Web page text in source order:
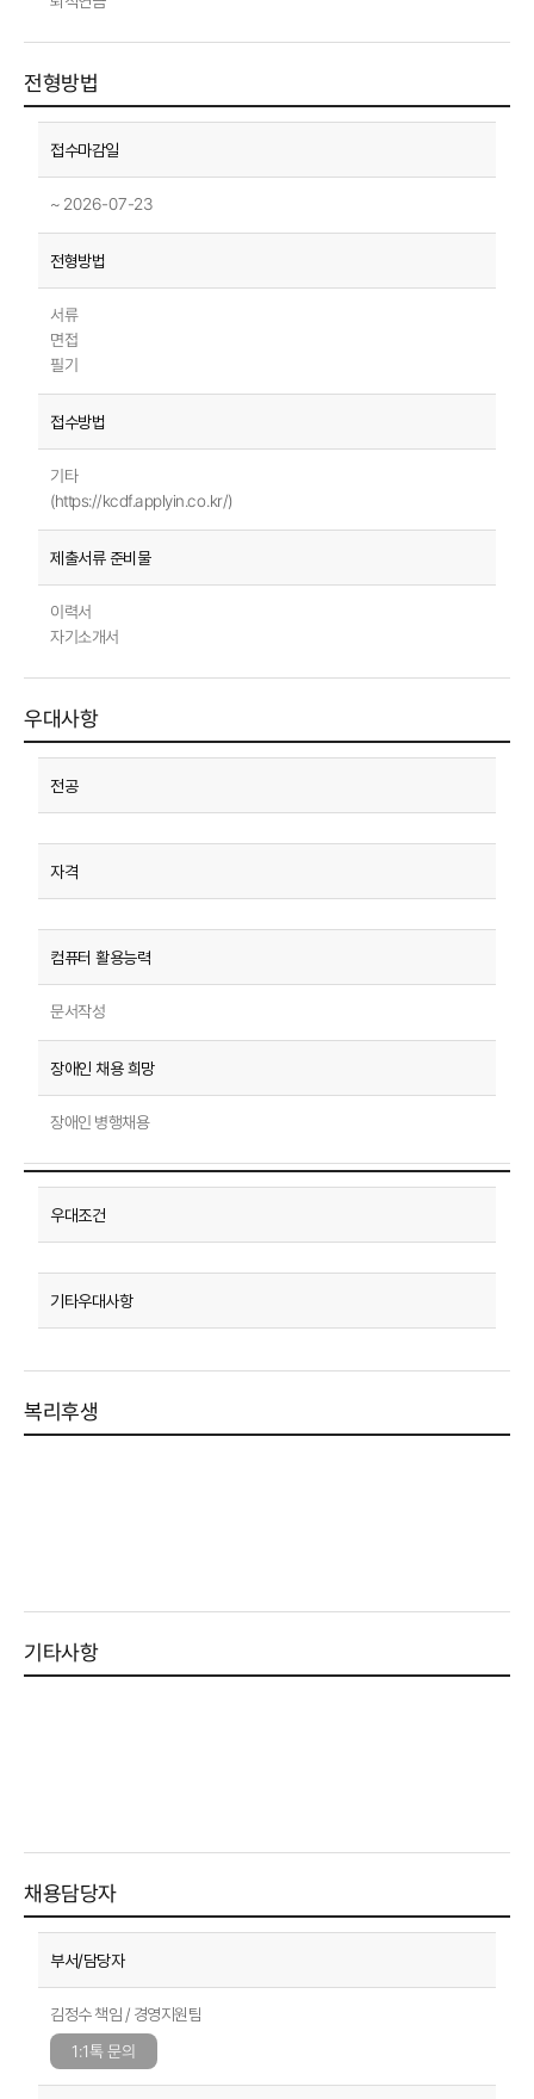
전형방법
~ 2026-07-23
서류
면접
필기
기타
(https://kcdf.applyin.co.kr/)
이력서
자기소개서
우대사항
문서작성
장애인 병행채용
복리후생
기타사항
채용담당자
김정수 책임 / 경영지원팀
1:1톡 문의